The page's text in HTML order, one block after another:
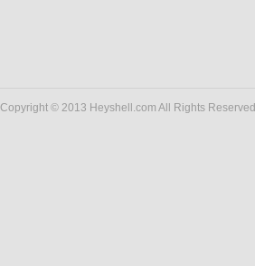
Copyright © 2013 Heyshell.com All Rights Reserved